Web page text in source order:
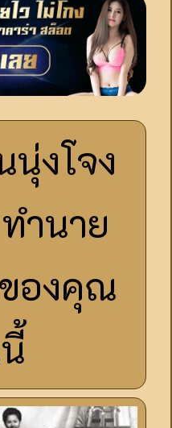
นุ่งโจง
ำนาย
องคุณ